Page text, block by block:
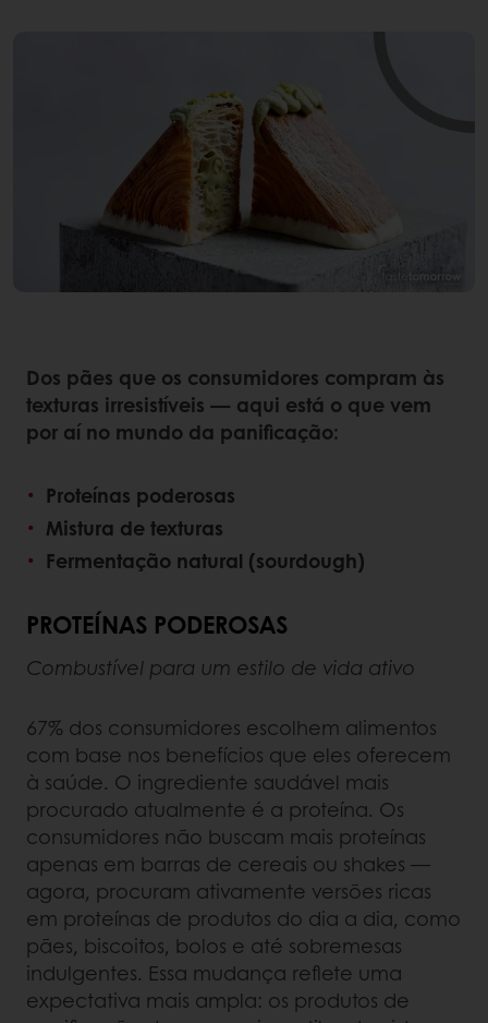
Dos pães que os consumidores compram às
texturas irresistíveis — aqui está o que vem
por aí no mundo da panificação:
Proteínas poderosas
Mistura de texturas
Fermentação natural (sourdough)
PROTEÍNAS PODEROSAS
Combustível para um estilo de vida ativo
67% dos consumidores escolhem alimentos
com base nos benefícios que eles oferecem
à saúde. O ingrediente saudável mais
procurado atualmente é a proteína. Os
consumidores não buscam mais proteínas
apenas em barras de cereais ou shakes —
agora, procuram ativamente versões ricas
em proteínas de produtos do dia a dia, como
pães, biscoitos, bolos e até sobremesas
indulgentes. Essa mudança reflete uma
expectativa mais ampla: os produtos de